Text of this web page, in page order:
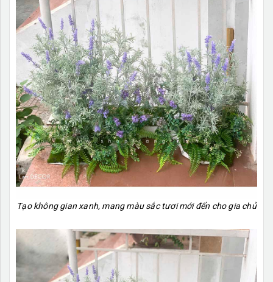
Tạo không gian xanh, mang màu sắc tươi mới đến cho gia chủ